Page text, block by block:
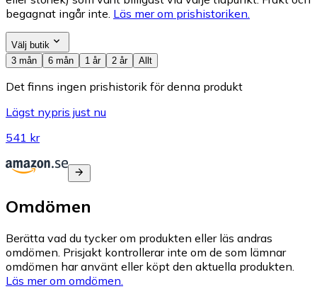
begagnat ingår inte. Läs mer om prishistoriken.
Välj butik
3 mån
6 mån 1 år 2 år Allt
Det finns ingen prishistorik för denna produkt
Lägst nypris just nu
541 kr
Omdömen
Berätta vad du tycker om produkten eller läs andras
omdömen. Prisjakt kontrollerar inte om de som lämnar
omdömen har använt eller köpt den aktuella produkten.
Läs mer om omdömen.